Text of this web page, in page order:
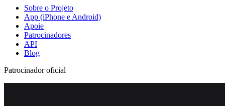
Sobre o Projeto
App (iPhone e Android)
Apoie
Patrocinadores
API
Blog
Patrocinador oficial